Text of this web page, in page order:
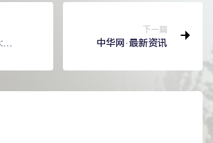
下一篇
中华网·最新资讯